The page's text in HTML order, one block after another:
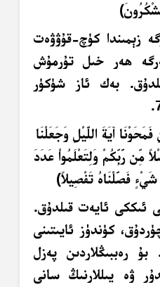
شكرون﴾
زېمىندا كۈچ-قۇۋۋەت
ھەر خىل تۇرمۇش
قىلدۇق. بەك ئاز شۈكۈر
فَمَحَوْنَا آيَةَ اللَّيْلِ وَجَعَلْنَا
مِّن رَّبِّكُمْ وَلِتَعْلَمُواْ عَدَدَ
فَصَّلْنَاهُ تَفْصِيلاً﴾
ئىككى ئايەت قىلدۇق.
كۈندۈز ئايىتىنى
بۇ رەببىڭلاردىن پەزل
ۋە يىللارنىڭ سانى